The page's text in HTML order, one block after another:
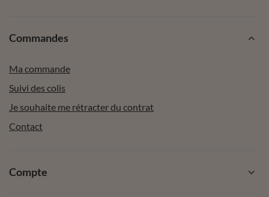
Commandes
Ma commande
Suivi des colis
Je souhaite me rétracter du contrat
Contact
Compte